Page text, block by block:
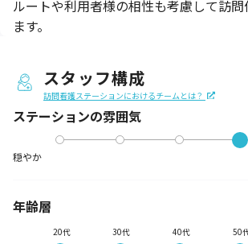
ルートや利用者様の相性も考慮して訪
ます。
スタッフ構成
訪問看護ステーションにおけるチームとは？
ステーションの雰囲気
穏やか
年齢層
20代 30代 40代 50